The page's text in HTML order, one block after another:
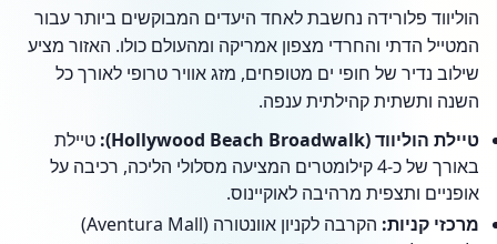
הוליווד פלורידה נחשבת לאחד היעדים המבוקשים ביותר עבור
המטייל הדתי והחרדי מצפון אמריקה ומהעולם כולו. האזור מציע
שילוב נדיר של חופי ים מטופחים, מזג אוויר טרופי לאורך כל
השנה ותשתית קהילתית ענפה.
טיילת הוליווד (Hollywood Beach Broadwalk):
טיילת
באורך של כ-4 קילומטרים המציעה מסלולי הליכה, רכיבה על
אופניים ותצפית מרהיבה לאוקיינוס.
מרכזי קניות:
הקרבה לקניון אוונטורה (Aventura Mall)